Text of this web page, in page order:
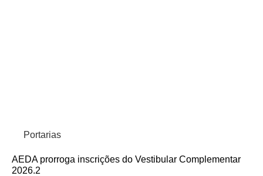
Portarias
AEDA prorroga inscrições do Vestibular Complementar
2026.2